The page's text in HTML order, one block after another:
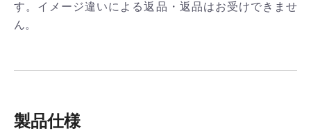
す。イメージ違いによる返品・返品はお受けできませ
ん。
製品仕様